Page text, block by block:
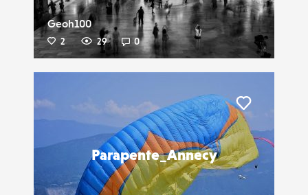
Geoh100
2 29 0
Parapente_Annecy